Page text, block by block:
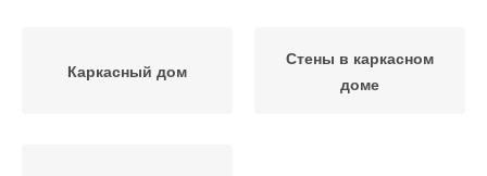
Каркасный дом
Стены в каркасном
доме